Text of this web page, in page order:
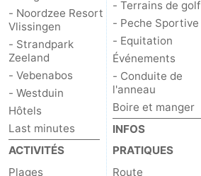
- Noordzee Resort
Vlissingen
- Strandpark
Zeeland
- Vebenabos
- Westduin
Hôtels
Last minutes
ACTIVITÉS
Plages
- Terrains de golf
- Peche Sportive
- Equitation
Événements
- Conduite de
l'anneau
Boire et manger
INFOS
PRATIQUES
Route